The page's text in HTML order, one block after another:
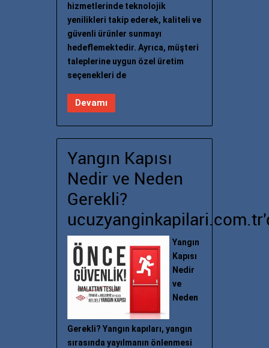
hizmetlerinde teknolojik
yenilikleri takip ederek, kaliteli ve
güvenli ürünler sunmayı
hedeflemektedir. Ayrıca, müşteri
taleplerine uygun özel üretim
seçenekleri de
Devamı
Yangın Kapısı
Nedir ve Neden
Gerekli?
Yangın
Kapısı
Nedir
ve
Neden
Gerekli? Yangın kapıları, yangın
sırasında yayılmanın önlenmesi